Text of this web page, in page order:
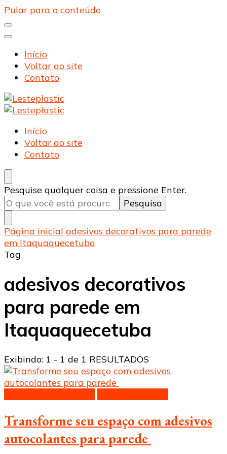
Pular para o conteúdo
Início
Voltar ao site
Contato
Lesteplastic
Blog – Lesteplastic
Lesteplastic
Blog – Lesteplastic
Início
Voltar ao site
Contato
Procurando
algo?
Pesquise qualquer coisa e pressione Enter.
Página inicial adesivos decorativos para parede
em Itaquaquecetuba
Tag
adesivos decorativos
para parede em
Itaquaquecetuba
Exibindo: 1 - 1 de 1 RESULTADOS
Transforme seu espaço com adesivos
autocolantes para parede